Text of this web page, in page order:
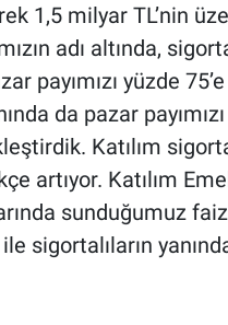
1,5 milyar TL’nin
adı altında,
payımızı yüzde
da pazar
Katılım
artıyor. Katılım
sunduğumuz
sigortalıların